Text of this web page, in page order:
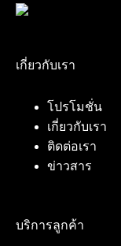
เกี่ยวกับเรา
โปรโมชั่น
เกี่ยวกับเรา
ติดต่อเรา
ข่าวสาร
บริการลูกค้า